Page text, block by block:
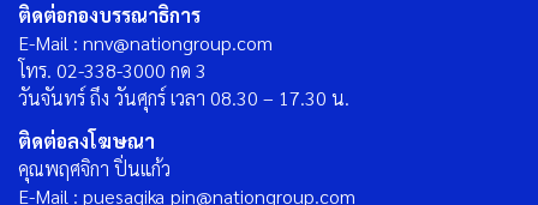
ติดต่อกองบรรณาธิการ
E-Mail : nnv@nationgroup.com
โทร. 02-338-3000 กด 3
วันจันทร์ ถึง วันศุกร์ เวลา 08.30 – 17.30 น.
ติดต่อลงโฆษณา
คุณพฤศจิกา ปิ่นแก้ว
E-Mail : puesagika_pin@nationgroup.com